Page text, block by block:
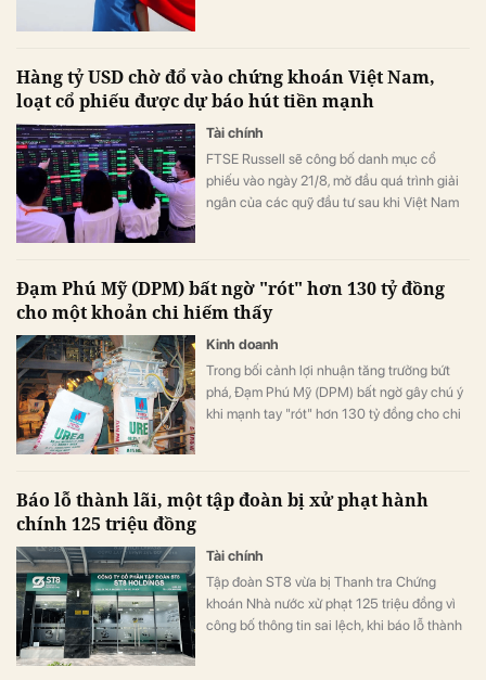
Hàng tỷ USD chờ đổ vào chứng khoán Việt Nam,
loạt cổ phiếu được dự báo hút tiền mạnh
Tài chính
FTSE Russell sẽ công bố danh mục cổ
phiếu vào ngày 21/8, mở đầu quá trình giải
ngân của các quỹ đầu tư sau khi Việt Nam
đầu tiên.
Đạm Phú Mỹ (DPM) bất ngờ "rót" hơn 130 tỷ đồng
cho một khoản chi hiếm thấy
Kinh doanh
Trong bối cảnh lợi nhuận tăng trưởng bứt
phá, Đạm Phú Mỹ (DPM) bất ngờ gây chú ý
khi mạnh tay "rót" hơn 130 tỷ đồng cho chi
chính khiến chi phí quản lý doanh nghiệp
Báo lỗ thành lãi, một tập đoàn bị xử phạt hành
chính 125 triệu đồng
Tài chính
Tập đoàn ST8 vừa bị Thanh tra Chứng
khoán Nhà nước xử phạt 125 triệu đồng vì
công bố thông tin sai lệch, khi báo lỗ thành